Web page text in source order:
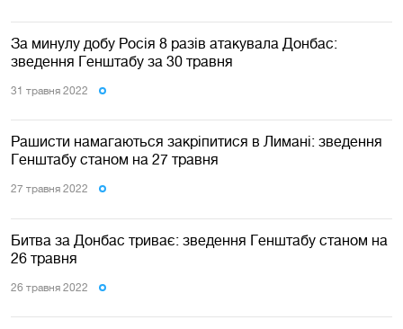
За минулу добу Росія 8 разів атакувала Донбас:
зведення Генштабу за 30 травня
31 травня 2022
Рашисти намагаються закріпитися в Лимані: зведення
Генштабу станом на 27 травня
27 травня 2022
Битва за Донбас триває: зведення Генштабу станом на
26 травня
26 травня 2022